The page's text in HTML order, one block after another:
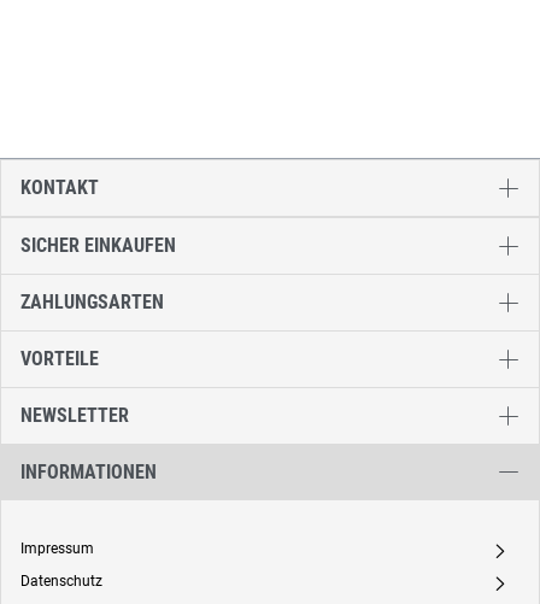
SICHER EINKAUFEN
ZAHLUNGSARTEN
VORTEILE
NEWSLETTER
INFORMATIONEN
Impressum A
Datenschutz A
KONTAKT